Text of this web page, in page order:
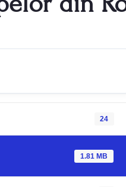
24
1.81 MB